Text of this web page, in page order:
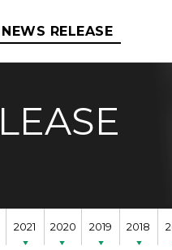
NEWS RELEASE
2021 2020 2019 2018